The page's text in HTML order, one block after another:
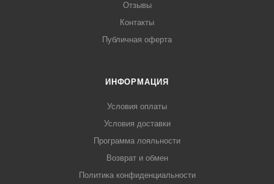
Отзывы
Контакты
Публичная оферта
ИНФОРМАЦИЯ
Условия оплаты
Условия доставки
Программа лояльности
Возврат и обмен
Политика конфиденциальности